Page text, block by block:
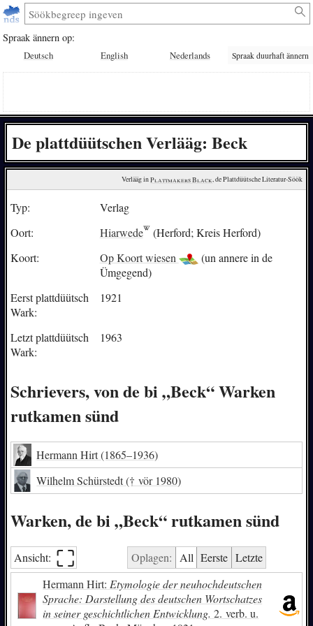
Spraak ännern op:
Deutsch English Nederlands Spraak duurhaft ännern
De plattdüütschen Verlääg: Beck
Verlääg in Plattmakers Black, de Plattdüütsche Literatur-Söök
Typ:
Verlag
Oort:
Hiarwede
(Herford; Kreis Herford)
Koort:
Op Koort wiesen
(un annere in de
Ümgegend)
Eerst plattdüütsch
Wark:
1921
Letzt plattdüütsch
Wark:
1963
Schrievers, von de bi „Beck“ Warken
rutkamen sünd
Hermann Hirt(1865–1936)
Wilhelm Schürstedt(† vör 1980)
Warken, de bi „Beck“ rutkamen sünd
Ansicht: ⛶︎ Oplagen: All Eerste Letzte
Hermann Hirt: Etymologie der neuhochdeutschen
Sprache: Darstellung des deutschen Wortschatzes
in seiner geschichtlichen Entwicklung. 2. verb. u.